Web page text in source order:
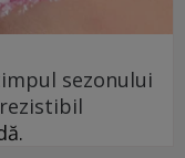
sezonului